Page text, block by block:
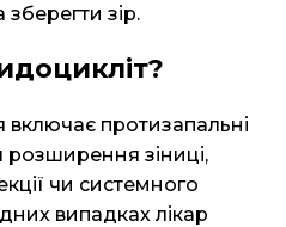
зір.
включає протизапальні
розширення зіниці,
чи системного
випадках лікар